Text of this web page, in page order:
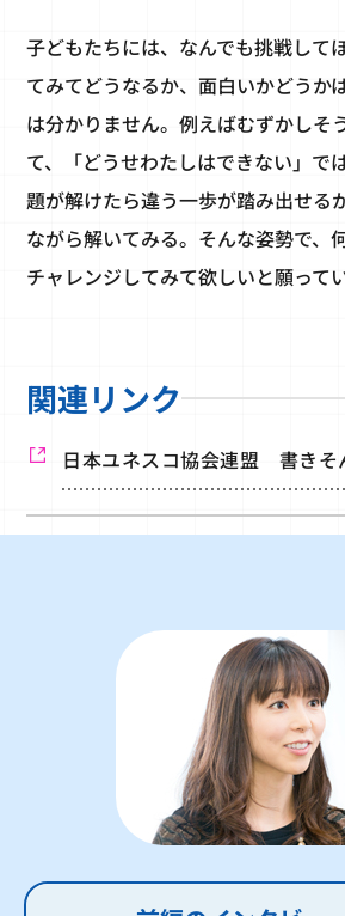
子どもたちには、なんでも挑戦して
てみてどうなるか、面白いかどうか
は分かりません。例えばむずかしそ
て、「どうせわたしはできない」で
題が解けたら違う一歩が踏み出せる
ながら解いてみる。そんな姿勢で、
チャレンジしてみて欲しいと願ってい
関連リンク
日本ユネスコ協会連盟 書きそ